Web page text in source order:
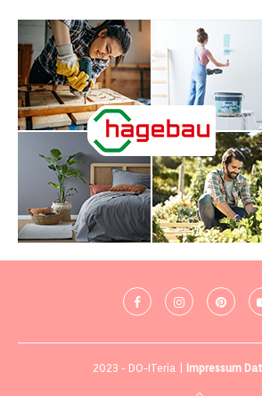
2023 - DO-ITeria | Impressum